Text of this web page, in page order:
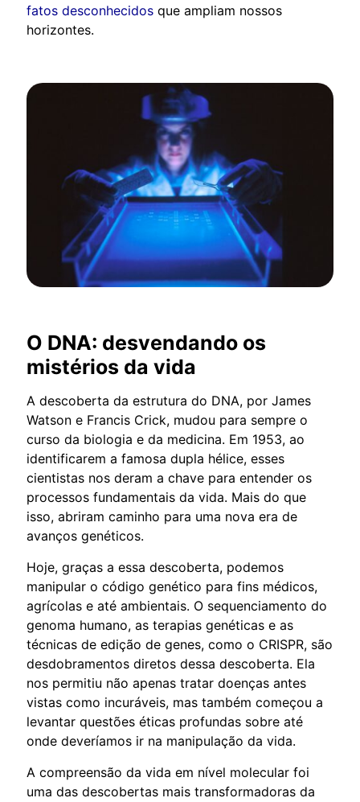
fatos desconhecidos que ampliam nossos
horizontes.
O DNA: desvendando os
mistérios da vida
A descoberta da estrutura do DNA, por James
Watson e Francis Crick, mudou para sempre o
curso da biologia e da medicina. Em 1953, ao
identificarem a famosa dupla hélice, esses
cientistas nos deram a chave para entender os
processos fundamentais da vida. Mais do que
isso, abriram caminho para uma nova era de
avanços genéticos.
Hoje, graças a essa descoberta, podemos
manipular o código genético para fins médicos,
agrícolas e até ambientais. O sequenciamento do
genoma humano, as terapias genéticas e as
técnicas de edição de genes, como o CRISPR, são
desdobramentos diretos dessa descoberta. Ela
nos permitiu não apenas tratar doenças antes
vistas como incuráveis, mas também começou a
levantar questões éticas profundas sobre até
onde deveríamos ir na manipulação da vida.
A compreensão da vida em nível molecular foi
uma das descobertas mais transformadoras da